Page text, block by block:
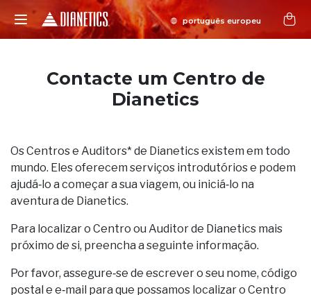
Contacte um Centro de
Dianetics
Os Centros e Auditors* de Dianetics existem em todo
mundo. Eles oferecem serviços introdutórios e podem
ajudá‑lo a começar a sua viagem, ou iniciá‑lo na
aventura de Dianetics.
Para localizar o Centro ou Auditor de Dianetics mais
próximo de si, preencha a seguinte informação.
Por favor, assegure‑se de escrever o seu nome, código
postal e e‑mail para que possamos localizar o Centro